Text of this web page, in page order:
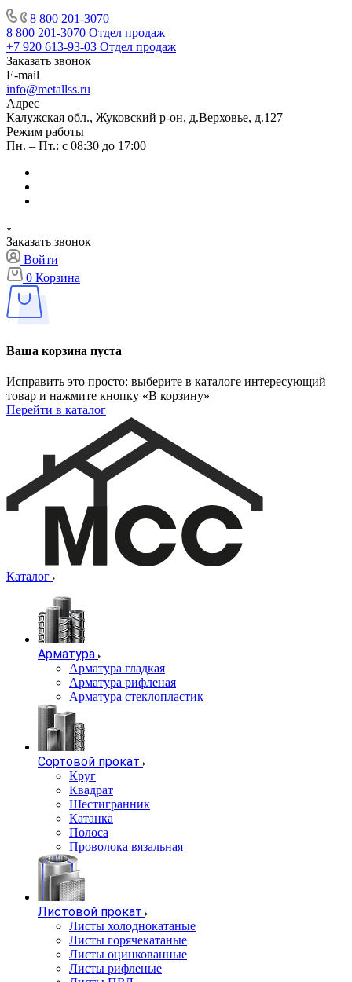
8 800 201-3070
8 800 201-3070 Отдел продаж
+7 920 613-93-03 Отдел продаж
Заказать звонок
E-mail
info@metallss.ru
Адрес
Калужская обл., Жуковский р-он, д.Верховье, д.127
Режим работы
Пн. – Пт.: с 08:30 до 17:00
Заказать звонок
Войти
0 Корзина
Ваша корзина пуста
Исправить это просто: выберите в каталоге интересующий
товар и нажмите кнопку «В корзину»
Перейти в каталог
Каталог
Арматура
Арматура гладкая
Арматура рифленая
Арматура стеклопластик
Сортовой прокат
Круг
Квадрат
Шестигранник
Катанка
Полоса
Проволока вязальная
Листовой прокат
Листы холоднокатаные
Листы горячекатаные
Листы оцинкованные
Листы рифленые